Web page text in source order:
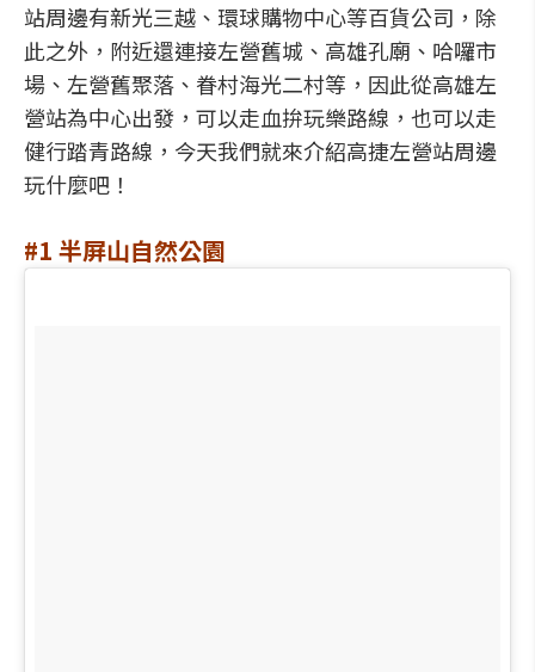
站周邊有新光三越、環球購物中心等百貨公司，除
此之外，附近還連接左營舊城、高雄孔廟、哈囉市
場、左營舊聚落、眷村海光二村等，因此從高雄左
營站為中心出發，可以走血拚玩樂路線，也可以走
健行踏青路線，今天我們就來介紹高捷左營站周邊
玩什麼吧！
#1 半屏山自然公園